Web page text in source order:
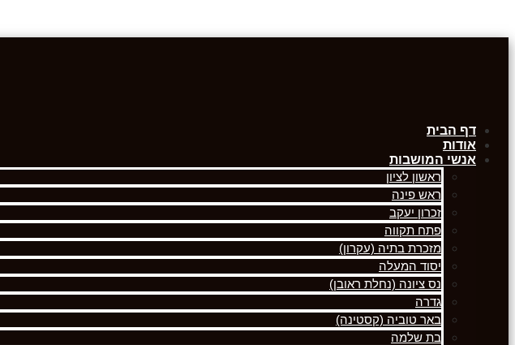
דף הבית
אודות
אנשי המושבות
ראשון לציון
ראש פינה
זכרון יעקב
פתח תקווה
מזכרת בתיה (עקרון)
יסוד המעלה
נס ציונה (נחלת ראובן)
גדרה
באר טוביה (קסטינה)
בת שלמה